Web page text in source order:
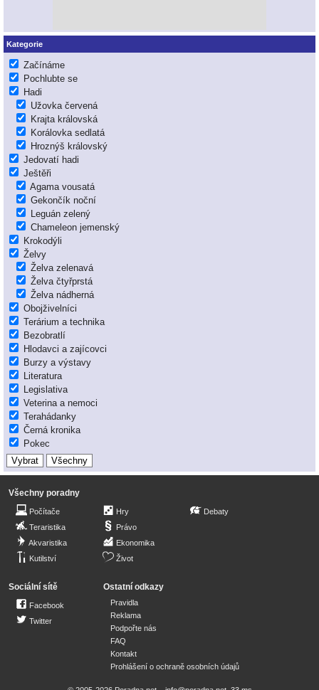
Kategorie
Začínáme
Pochlubte se
Hadi
Užovka červená
Krajta královská
Korálovka sedlatá
Hroznýš královský
Jedovatí hadi
Ještěři
Agama vousatá
Gekončík noční
Leguán zelený
Chameleon jemenský
Krokodýli
Želvy
Želva zelenavá
Želva čtyřprstá
Želva nádherná
Obojživelníci
Terárium a technika
Bezobratlí
Hlodavci a zajícovci
Burzy a výstavy
Literatura
Legislativa
Veterina a nemoci
Terahádanky
Černá kronika
Pokec
Všechny poradny
Počítače
Teraristika
Akvaristika
Kutilství
Hry
Právo
Ekonomika
Život
Debaty
Sociální sítě
Facebook
Twitter
Ostatní odkazy
Pravidla
Reklama
Podpořte nás
FAQ
Kontakt
Prohlášení o ochraně osobních údajů